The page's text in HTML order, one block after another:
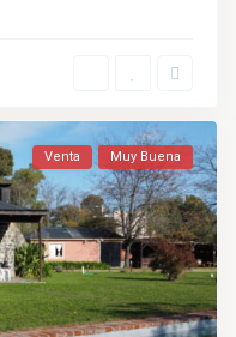
Venta Muy Buena